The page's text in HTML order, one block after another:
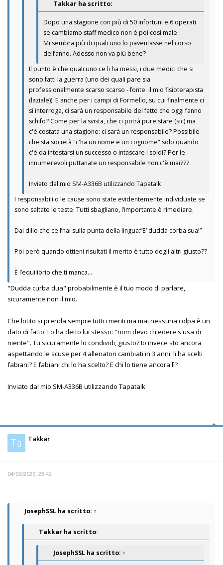
Takkar ha scritto:
Dopo una stagione con più di 50 infortuni e 6 operati
se cambiamo staff medico non è poi così male.
Mi sembra più di qualcuno lo paventasse nel corso
dell’anno. Adesso non va più bene?
Il punto è che qualcuno ce li ha messi, i due medici che si
sono fatti la guerra (uno dei quali pare sia
professionalmente scarso scarso - fonte: il mio fisioterapista
(laziale)). E anche per i campi di Formello, su cui finalmente ci
si interroga, ci sarà un responsabile del fatto che oggi fanno
schifo? Come per la svista, che ci potrà pure stare (sic) ma
c'è costata una stagione: ci sarà un responsabile? Possibile
che sta società "c'ha un nome e un cognome" solo quando
c'è da intestarsi un successo o intascare i soldi? Per le
innumerevoli puttanate un responsabile non c'è mai???
Inviato dal mio SM-A336B utilizzando Tapatalk
I responsabili o le cause sono state evidentemente individuate se
sono saltate le teste. Tutti sbagliano, l’importante è rimediare.
Dai dillo che ce l’hai sulla punta della lingua:”E’ dudda corba sua!”
Poi però quando ottieni risultati il merito è tutto degli altri giusto??
È l’equilibrio che ti manca…
"Dudda curba dua" probabilmente è il tuo modo di parlare,
sicuramente non il mio.
Che lotito si prenda sempre tutti i meriti ma mai nessuna colpa è un
dato di fatto. Lo ha detto lui stesso: "nom devo chiedere s usa di
niente". Tu sicuramente lo condividi, giusto? Io invece sto ancora
aspettando le scuse per 4 allenatori cambiati in 3 anni: li ha scelti
fabiani? E fabiani chi lo ha scelto? E chi lo tiene ancora lì?
Inviato dal mio SM-A336B utilizzando Tapatalk
Ta Takkar
04/06/2026, 23:42
JosephSSL ha scritto: ↑
Takkar ha scritto:
JosephSSL ha scritto: ↑